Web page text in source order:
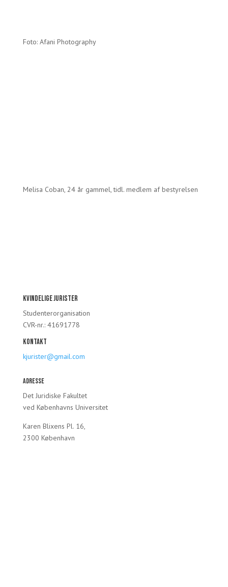
Foto: Afani Photography
Melisa Coban, 24 år gammel, tidl. medlem af bestyrelsen
Kvindelige Jurister
Studenterorganisation
CVR-nr.: 41691778
Kontakt
kjurister@gmail.com
Adresse
Det Juridiske Fakultet
ved Københavns Universitet
Karen Blixens Pl. 16,
2300 København